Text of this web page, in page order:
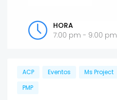
HORA
7:00 pm - 9:00 pm
ACP Eventos Ms Project
PMP